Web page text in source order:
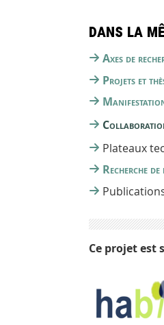
Dans la
Axes de
Projets et
Plateaux
Recherche
Ce projet est